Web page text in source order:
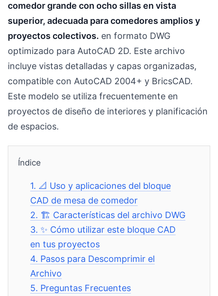
comedor grande con ocho sillas en vista
superior, adecuada para comedores amplios y
proyectos colectivos. en formato DWG
optimizado para AutoCAD 2D. Este archivo
incluye vistas detalladas y capas organizadas,
compatible con AutoCAD 2004+ y BricsCAD.
Este modelo se utiliza frecuentemente en
proyectos de diseño de interiores y planificación
de espacios.
Índice
1. 📐 Uso y aplicaciones del bloque
CAD de mesa de comedor
2. 🏗️ Características del archivo DWG
3.✨ Cómo utilizar este bloque CAD
en tus proyectos
4. Pasos para Descomprimir el
Archivo
5. Preguntas Frecuentes